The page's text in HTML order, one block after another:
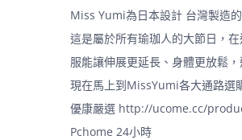
Miss Yumi為日本設計 台灣製造
這是屬於所有瑜珈人的大節日，
服能讓伸展更延長、身體更放鬆
現在馬上到MissYumi各大通路選
優康嚴選 http://ucome.cc/
Pchome 24小時